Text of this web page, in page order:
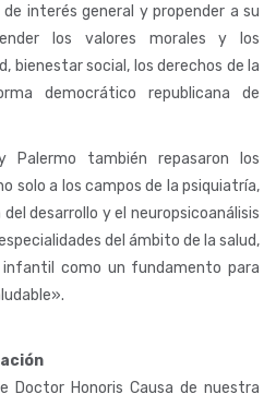
interés general y propender a su
los valores morales y los
bienestar social, los derechos de la
democrático republicana de
Palermo también repasaron los
solo a los campos de la psiquiatría,
desarrollo y el neuropsicoanálisis
del ámbito de la salud,
como un fundamento para
Doctor Honoris Causa de nuestra